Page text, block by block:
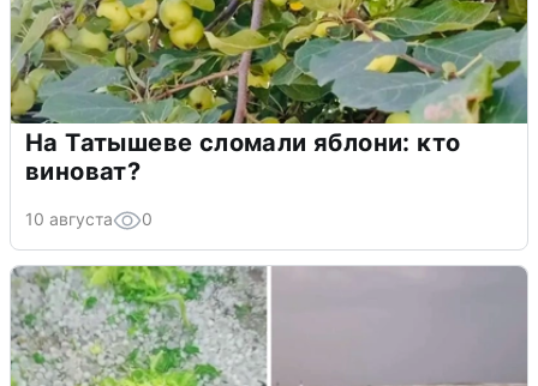
На Татышеве сломали яблони: кто
виноват?
10 августа 0